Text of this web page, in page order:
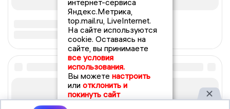
интернет-сервиса
Яндекс.Метрика,
top.mail.ru, LiveInternet.
На сайте используются
cookie. Оставаясь на
сайте, вы принимаете
все условия
использования.
Вы можете настроить
или отклонить и
покинуть сайт